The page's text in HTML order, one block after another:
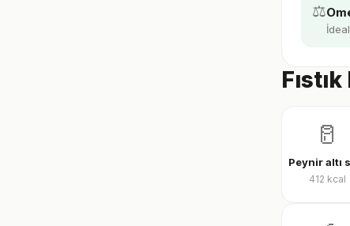
⚖️
🥛
412 kcal